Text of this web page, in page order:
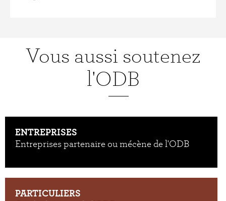
Vous aussi soutenez
l'ODB
ENTREPRISES
Entreprises partenaire ou mécène de l'ODB
PARTICULIERS